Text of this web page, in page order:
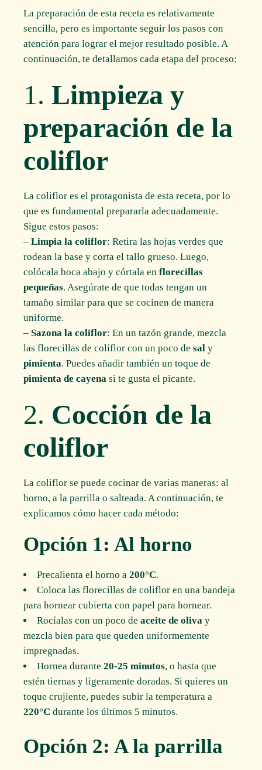
La preparación de esta receta es relativamente
sencilla, pero es importante seguir los pasos con
atención para lograr el mejor resultado posible. A
continuación, te detallamos cada etapa del proceso:
1.Limpieza y
preparación de la
coliflor
La coliflor es el protagonista de esta receta, por lo
que es fundamental prepararla adecuadamente.
Sigue estos pasos:
–Limpia la coliflor: Retira las hojas verdes que
rodean la base y corta el tallo grueso. Luego,
colócala boca abajo y córtala enflorecillas
pequeñas. Asegúrate de que todas tengan un
tamaño similar para que se cocinen de manera
uniforme.
–Sazona la coliflor: En un tazón grande, mezcla
las florecillas de coliflor con un poco desal y
pimienta. Puedes añadir también un toque de
pimienta de cayena si te gusta el picante.
2. Cocción de la
coliflor
La coliflor se puede cocinar de varias maneras: al
horno, a la parrilla o salteada. A continuación, te
explicamos cómo hacer cada método:
Opción 1: Al horno
Precalienta el horno a200°C.
Coloca las florecillas de coliflor en una bandeja
para hornear cubierta con papel para hornear.
Rocíalas con un poco deaceite de oliva y
mezcla bien para que queden uniformemente
impregnadas.
Hornea durante20-25 minutos, o hasta que
estén tiernas y ligeramente doradas. Si quieres un
toque crujiente, puedes subir la temperatura a
220°C durante los últimos 5 minutos.
Opción 2: A la parrilla